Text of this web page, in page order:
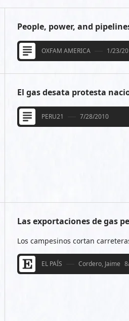
People, power, and
OXFAM AMERICA 1/23/
El gas desata protesta
PERU21 7/28/2010
Las exportaciones de gas
Los campesinos cortan
EL PAÍS Cordero, Jaime